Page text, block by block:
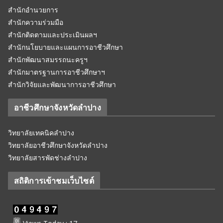
สำนักอำนวยการ
สำนักความร่วมมือ
สำนักติดตามและประเมินผลฯ
สำนักนโยบายและแผนการอาชีวศึกษา
สำนักพัฒนาสมรรถนะครูฯ
สำนักมาตรฐานการอาชีวศึกษาฯ
สำนักวิจัยและพัฒนาการอาชีวศึกษา
อาชีวศึกษาจังหวัดลำปาง
วิทยาลัยเทคนิคลำปาง
วิทยาลัยอาชีวศึกษาจังหวัดลำปาง
วิทยาลัยสารพัดช่างลำปาง
สถิติการเข้าชมเว็บไซต์